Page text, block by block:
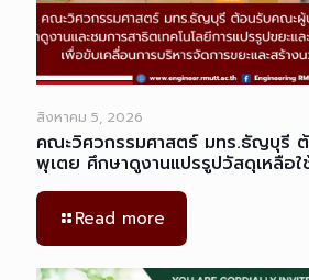
สิงหาคม 5, 2026
คณะวิศวกรรมศาสตร์ มทร.ธัญบุรี ต้
พุเตย ศึกษาดูงานแปรรูปวัสดุเหลือใ
Read more